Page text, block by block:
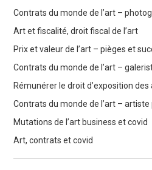
Contrats du monde de l’art –
Art et fiscalité, droit fiscal de l’art
Prix et valeur de l’art – pièges et
Contrats du monde de l’art –
Rémunérer le droit d’exposition des
Contrats du monde de l’art – artiste
Mutations de l’art business et covid
Art, contrats et covid